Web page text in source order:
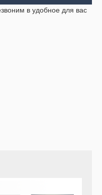
в удобное для вас